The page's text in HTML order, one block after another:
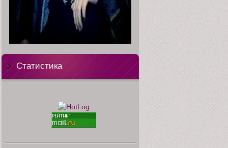
Статистика